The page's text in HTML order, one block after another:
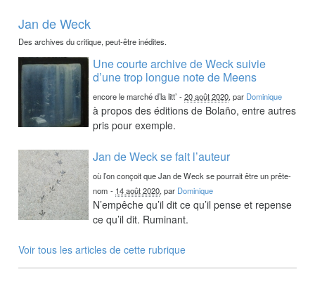
Jan de Weck
Des archives du critique, peut-être inédites.
Une courte archive de Weck suivie
d’une trop longue note de Meens
encore le marché d’la litt’ -20 août 2020, par Dominique
à propos des éditions de Bolaño, entre autres
pris pour exemple.
Jan de Weck se fait l’auteur
où l’on conçoit que Jan de Weck se pourrait être un prête-
nom - 14 août 2020, par Dominique
N’empêche qu’il dit ce qu’il pense et repense
ce qu’il dit. Ruminant.
Voir tous les articles de cette rubrique